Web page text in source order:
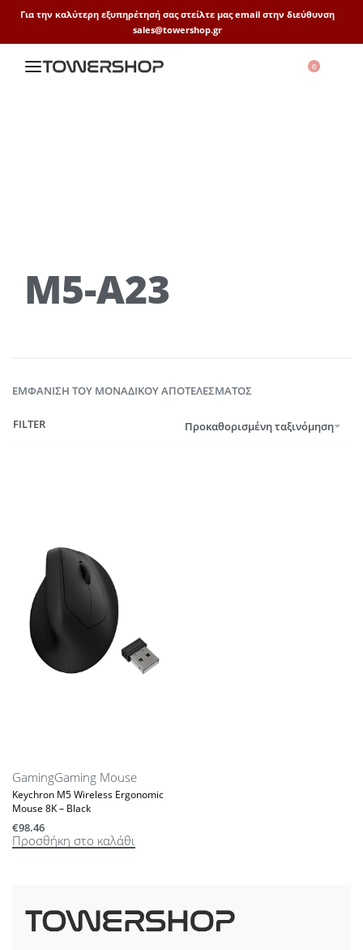
Για την καλύτερη εξυπηρέτησή σας στείλτε μας email στην διεύθυνση
sales@towershop.gr
0
M5-A23
ΕΜΦΆΝΙΣΗ ΤΟΥ ΜΟΝΑΔΙΚΟΎ ΑΠΟΤΕΛΈΣΜΑΤΟΣ
Προκαθορισμένη ταξινόμηση
FILTER
GamingGaming Mouse
Keychron M5 Wireless Ergonomic
Mouse 8K – Black
€98.46
Προσθήκη στο καλάθι